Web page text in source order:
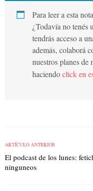
Para leer a esta
¿Todavía no tenés
tendrás acceso a
además, colaborá
nuestros planes de
haciendoclick en
ARTÍCULO ANTERIOR
El podcast de los lunes:
ninguneos